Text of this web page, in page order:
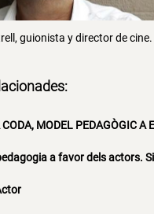
guionista y director de cine.
MODEL PEDAGÒGIC A
a favor dels actors.